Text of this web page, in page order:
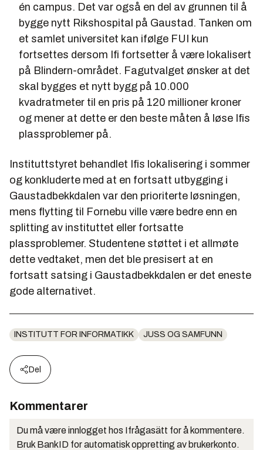
én campus. Det var også en del av grunnen til å
bygge nytt Rikshospital på Gaustad. Tanken om
et samlet universitet kan ifølge FUI kun
fortsettes dersom Ifi fortsetter å være lokalisert
på Blindern-området. Fagutvalget ønsker at det
skal bygges et nytt bygg på 10.000
kvadratmeter til en pris på 120 millioner kroner
og mener at dette er den beste måten å løse Ifis
plassproblemer på.
Instituttstyret behandlet Ifis lokalisering i sommer
og konkluderte med at en fortsatt utbygging i
Gaustadbekkdalen var den prioriterte løsningen,
mens flytting til Fornebu ville være bedre enn en
splitting av instituttet eller fortsatte
plassproblemer. Studentene støttet i et allmøte
dette vedtaket, men det ble presisert at en
fortsatt satsing i Gaustadbekkdalen er det eneste
gode alternativet.
INSTITUTT FOR INFORMATIKK JUSS OG SAMFUNN
Del
Kommentarer
Du må være innlogget hos Ifrågasätt for å kommentere.
Bruk BankID for automatisk oppretting av brukerkonto.